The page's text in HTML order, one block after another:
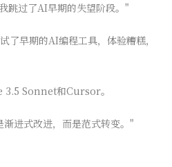
跳过了AI早期的失望阶段。"
了早期的AI编程工具，体验糟糕，
3.5 Sonnet和Cursor。
进式改进，而是范式转变。"